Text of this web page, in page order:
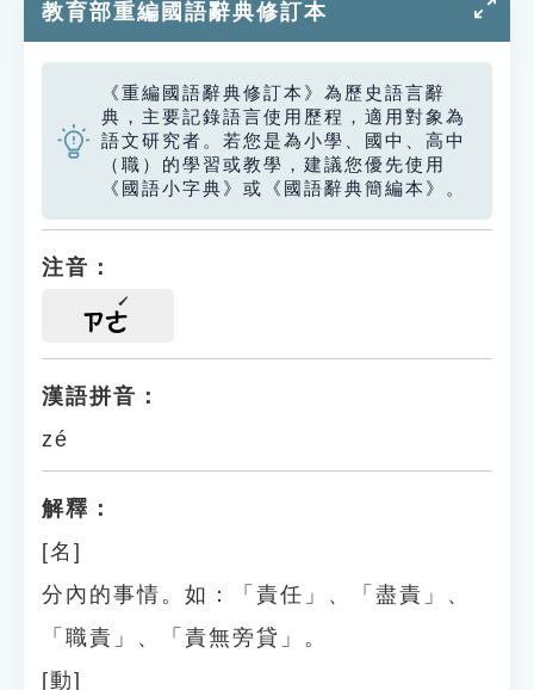
教育部重編國語辭典修訂本
《重編國語辭典修訂本》為歷史語言辭
典，主要記錄語言使用歷程，適用對象為
語文研究者。若您是為小學、國中、高中
（職）的學習或教學，建議您優先使用
《國語小字典》或《國語辭典簡編本》。
注音：
ㄗㄜ
漢語拼音：
zé
解釋：
[名]
分內的事情。如：「責任」、「盡責」、
「職責」、「責無旁貸」。
[動]